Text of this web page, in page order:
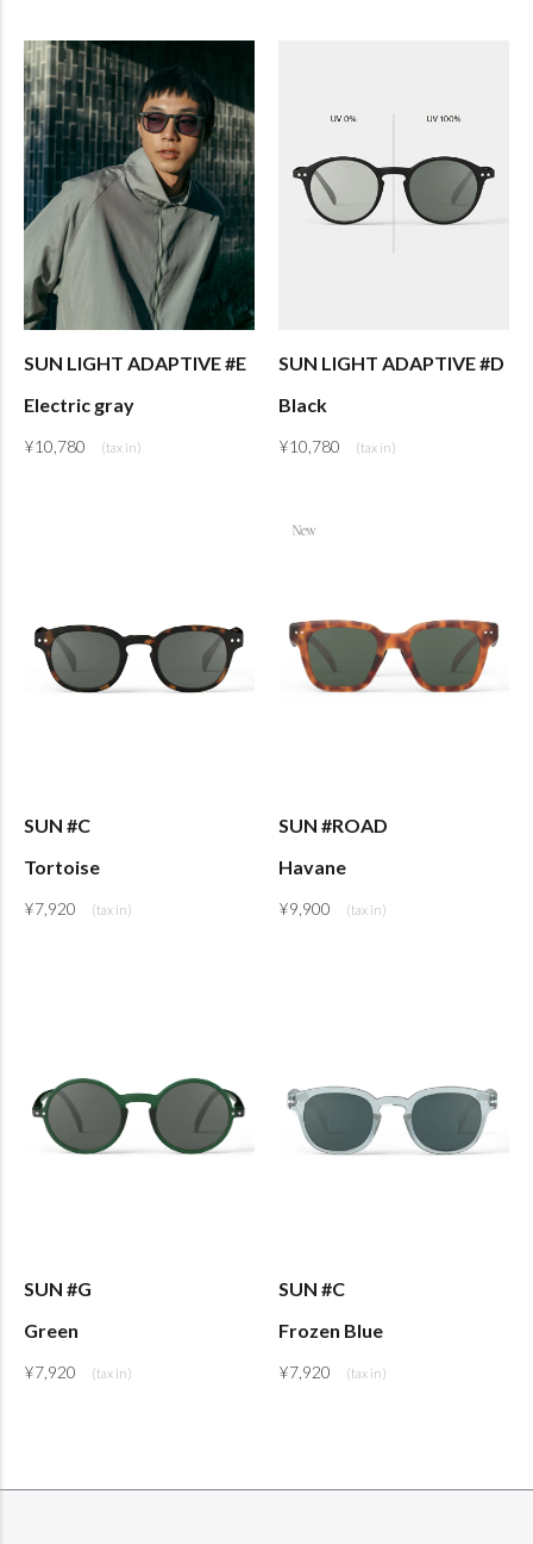
SUN LIGHT ADAPTIVE #E
Electric gray
¥10,780
SUN LIGHT ADAPTIVE #D
Black
¥10,780
SUN #C
Tortoise
¥7,920
SUN #ROAD
Havane
¥9,900
SUN #G
Green
¥7,920
SUN #C
Frozen Blue
¥7,920